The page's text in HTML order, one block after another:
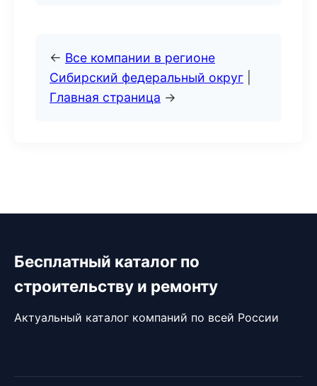
← Все компании в регионе
Сибирский федеральный округ
Главная страница →
Бесплатный каталог по
строительству и ремонту
Актуальный каталог компаний по всей России